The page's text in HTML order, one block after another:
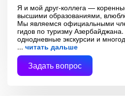
Я и мой друг-коллега —
высшими образованиями,
Мы являемся официальными
гидов по туризму
однодневные экскурсии и
читать дальше
Задать вопрос